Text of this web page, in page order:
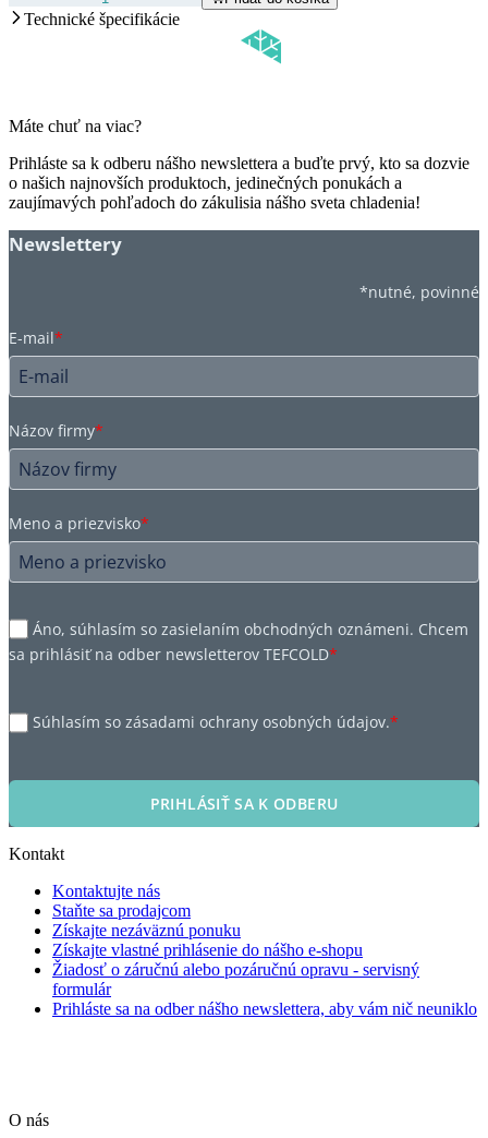
Technické špecifikácie
Máte chuť na viac?
Prihláste sa k odberu nášho newslettera a buďte prvý, kto sa dozvie
o našich najnovších produktoch, jedinečných ponukách a
zaujímavých pohľadoch do zákulisia nášho sveta chladenia!
Newslettery
*nutné, povinné
E-mail*
Názov firmy*
Meno a priezvisko*
Áno, súhlasím so zasielaním obchodných oznámeni. Chcem
sa prihlásiť na odber newsletterov TEFCOLD*
Súhlasím so zásadami ochrany osobných údajov.*
PRIHLÁSIŤ SA K ODBERU
Kontakt
Kontaktujte nás
Staňte sa prodajcom
Získajte nezáväznú ponuku
Získajte vlastné prihlásenie do nášho e-shopu
Žiadosť o záručnú alebo pozáručnú opravu - servisný
formulár
Prihláste sa na odber nášho newslettera, aby vám nič neuniklo
O nás